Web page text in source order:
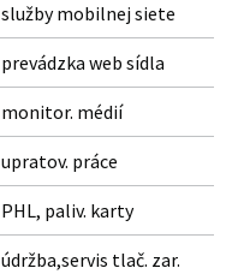
služby mobilnej siete
prevádzka web sídla
monitor. médií
upratov. práce
PHL, paliv. karty
údržba,servis tlač. zar.